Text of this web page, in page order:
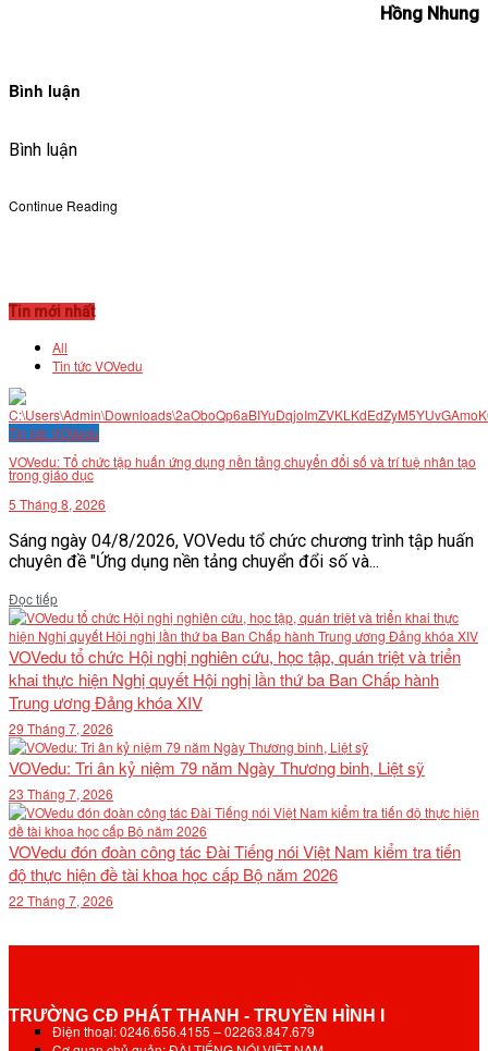
Hồng Nhung
Bình luận
Bình luận
Continue Reading
Tin mới nhất
All
Tin tức VOVedu
Tin tức VOVedu
VOVedu: Tổ chức tập huấn ứng dụng nền tảng chuyển đổi số và trí tuệ nhân tạo
trong giáo dục
5 Tháng 8, 2026
Sáng ngày 04/8/2026, VOVedu tổ chức chương trình tập huấn
chuyên đề "Ứng dụng nền tảng chuyển đổi số và...
Đọc tiếpDetails
VOVedu tổ chức Hội nghị nghiên cứu, học tập, quán triệt và triển
khai thực hiện Nghị quyết Hội nghị lần thứ ba Ban Chấp hành
Trung ương Đảng khóa XIV
29 Tháng 7, 2026
VOVedu: Tri ân kỷ niệm 79 năm Ngày Thương binh, Liệt sỹ
23 Tháng 7, 2026
VOVedu đón đoàn công tác Đài Tiếng nói Việt Nam kiểm tra tiến
độ thực hiện đề tài khoa học cấp Bộ năm 2026
22 Tháng 7, 2026
TRƯỜNG CĐ PHÁT THANH - TRUYỀN HÌNH I
Điện thoại: 0246.656.4155 – 02263.847.679